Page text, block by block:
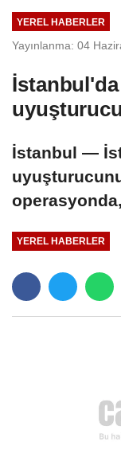
YEREL HABERLER
Yayınlanma: 04
İstanbul —
YEREL HABERLER